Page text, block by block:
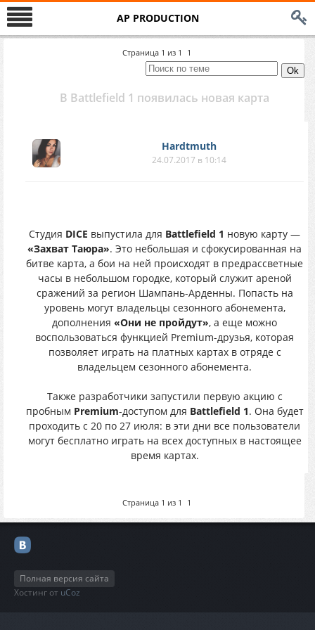
AP PRODUCTION
Страница 1 из 1 1
В Battlefield 1 появилась новая карта
Hardtmuth
24.07.2017 в 10:14
Студия DICE выпустила для Battlefield 1 новую карту —
«Захват Таюра». Это небольшая и сфокусированная на
битве карта, а бои на ней происходят в предрассветные
часы в небольшом городке, который служит ареной
сражений за регион Шампань-Арденны. Попасть на
уровень могут владельцы сезонного абонемента,
дополнения «Они не пройдут», а еще можно
воспользоваться функцией Premium-друзья, которая
позволяет играть на платных картах в отряде с
владельцем сезонного абонемента.
Также разработчики запустили первую акцию с
пробным Premium-доступом для Battlefield 1. Она будет
проходить с 20 по 27 июля: в эти дни все пользователи
могут бесплатно играть на всех доступных в настоящее
время картах.
Страница 1 из 1 1
Полная версия сайта
Хостинг от uCoz